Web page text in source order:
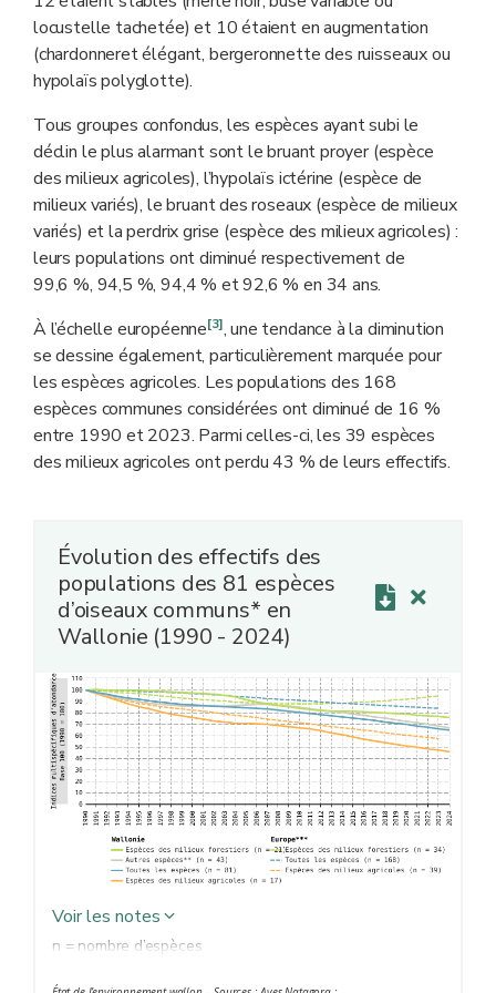
locustelle tachetée) et 10 étaient en augmentation
(chardonneret élégant, bergeronnette des ruisseaux ou
hypolaïs polyglotte).
Tous groupes confondus, les espèces ayant subi le
déclin le plus alarmant sont le bruant proyer (espèce
des milieux agricoles), l’hypolaïs ictérine (espèce de
milieux variés), le bruant des roseaux (espèce de milieux
variés) et la perdrix grise (espèce des milieux agricoles) :
leurs populations ont diminué respectivement de
99,6 %, 94,5 %, 94,4 % et 92,6 % en 34 ans.
À l’échelle européenne[3], une tendance à la diminution
se dessine également, particulièrement marquée pour
les espèces agricoles. Les populations des 168
espèces communes considérées ont diminué de 16 %
entre 1990 et 2023. Parmi celles-ci, les 39 espèces
des milieux agricoles ont perdu 43 % de leurs effectifs.
Évolution des effectifs des
populations des 81 espèces
d’oiseaux communs* en
Wallonie (1990 - 2024)
Voir les notes
n = nombre d’espèces